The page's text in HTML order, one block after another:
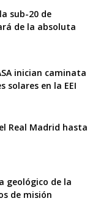
sub-20 de
de la absoluta
inician caminata
solares en la EEI
Real Madrid hasta
geológico de la
de misión